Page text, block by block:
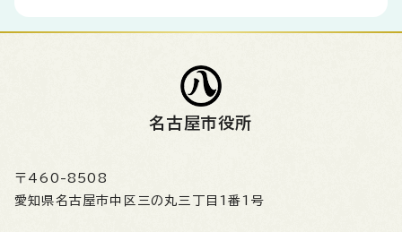
名古屋市役所
〒460-8508
愛知県名古屋市中区三の丸三丁目1番1号